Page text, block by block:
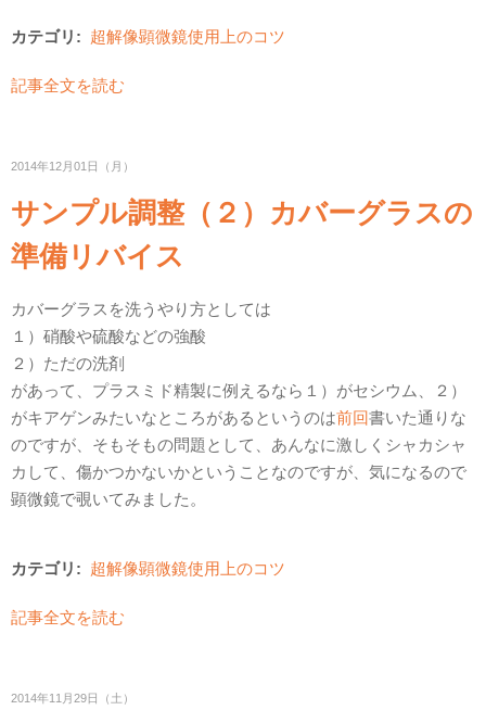
カテゴリ: 超解像顕微鏡使用上のコツ
記事全文を読む
2014年12月01日（月）
サンプル調整（２）カバーグラスの
準備リバイス
カバーグラスを洗うやり方としては
１）硝酸や硫酸などの強酸
２）ただの洗剤
があって、プラスミド精製に例えるなら１）がセシウム、２）
がキアゲンみたいなところがあるというのは前回書いた通りな
のですが、そもそもの問題として、あんなに激しくシャカシャ
カして、傷かつかないかということなのですが、気になるので
顕微鏡で覗いてみました。
カテゴリ: 超解像顕微鏡使用上のコツ
記事全文を読む
2014年11月29日（土）